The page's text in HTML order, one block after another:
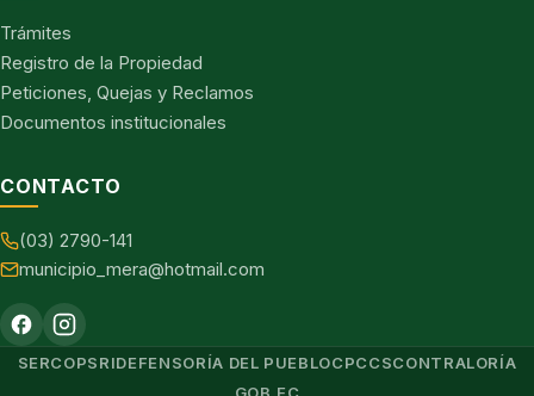
Trámites
Registro de la Propiedad
Peticiones, Quejas y Reclamos
Documentos institucionales
CONTACTO
(03) 2790-141
municipio_mera@hotmail.com
SERCOPSRIDEFENSORÍA DEL PUEBLOCPCCSCONTRALORÍA